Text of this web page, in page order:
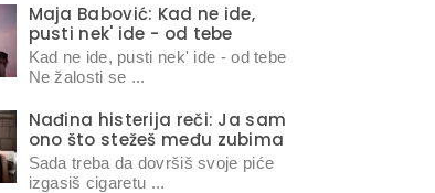
Maja Babović: Kad ne ide,
pusti nek' ide - od tebe
Kad ne ide, pusti nek' ide - od tebe
Ne žalosti se ...
Nađina histerija reči: Ja sam
ono što stežeš među zubima
Sada treba da dovršiš svoje piće
izgasiš cigaretu ...